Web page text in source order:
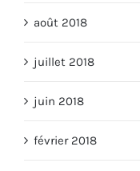
août 2018
juillet 2018
juin 2018
février 2018